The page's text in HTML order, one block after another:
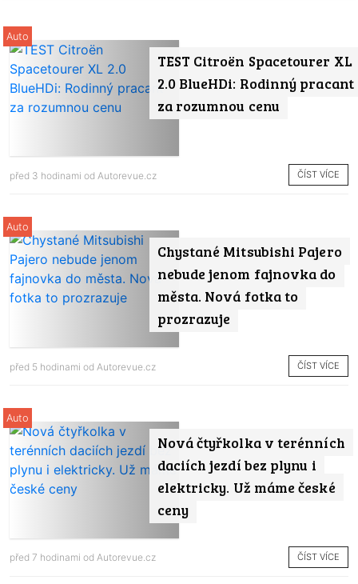
TEST Citroën Spacetourer XL
2.0 BlueHDi: Rodinný pracant
za rozumnou cenu
Auto
před 3 hodinami od Autorevue.cz ČÍST VÍCE
Chystané Mitsubishi Pajero
nebude jenom fajnovka do
města. Nová fotka to
prozrazuje
Auto
před 5 hodinami od Autorevue.cz ČÍST VÍCE
Nová čtyřkolka v terénních
daciích jezdí bez plynu i
elektricky. Už máme české
ceny
Auto
před 7 hodinami od Autorevue.cz ČÍST VÍCE